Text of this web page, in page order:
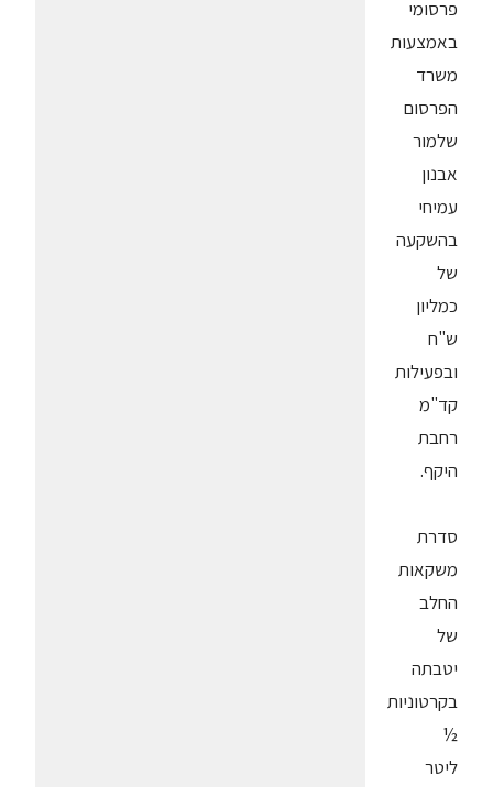
פרסומי
באמצעות
משרד
הפרסום
שלמור
אבנון
עמיחי
בהשקעה
של
כמליון
ש"ח
ובפעילות
קד"מ
רחבת
היקף.
סדרת
משקאות
החלב
של
יטבתה
בקרטוניות
½
ליטר